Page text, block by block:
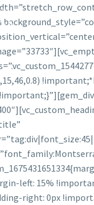
left: 15%
right: 0px